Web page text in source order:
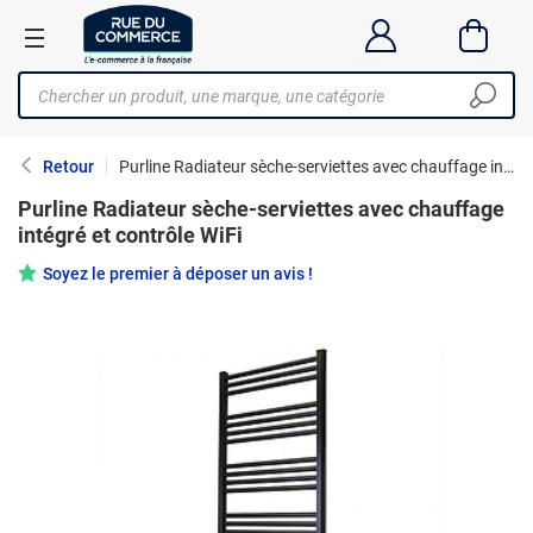
Retour Purline Radiateur sèche-serviettes avec chauffage intégré et contrôle WiFi
Purline Radiateur sèche-serviettes avec chauffage
intégré et contrôle WiFi
Soyez le premier à déposer un avis !